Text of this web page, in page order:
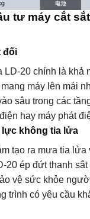
tư máy cắt
đối
LD-20 chính là khả
máy lên mái
sâu trong các
hay máy phát
lực không tia lửa
tạo ra mưa tia lửa
20 ép đứt thanh sắt
vệ sức khỏe
trình có yêu cầu